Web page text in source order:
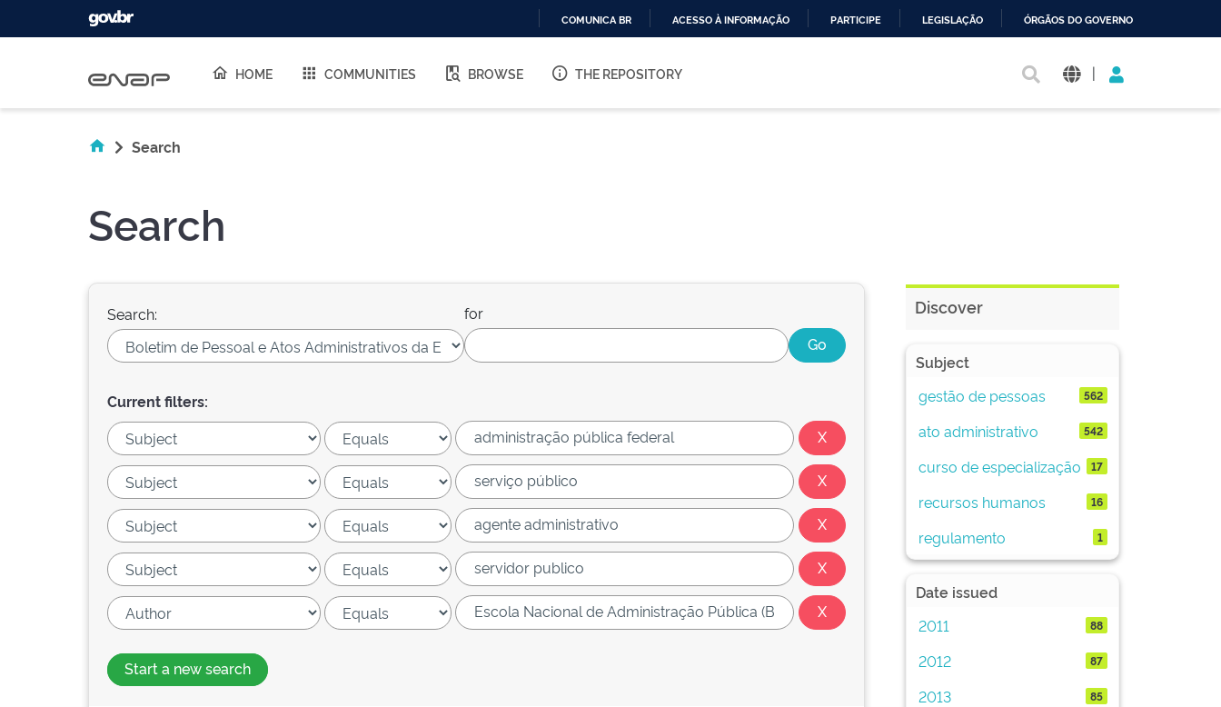
O
COMUNICA BR ACESSO À INFORMAÇÃO PARTICIPE LEGISLAÇÃO ÓRGÃOS DO GOVERNO
HOME COMMUNITIES BROWSE THE REPOSITORY |
Search
Search
Search: for
Current filters:
Start a new search
Discover
Subject
gestão de pessoas
562
ato administrativo 542
curso de especialização 17
recursos humanos 16
regulamento 1
Date issued
2011
88
2012 87
2013 85